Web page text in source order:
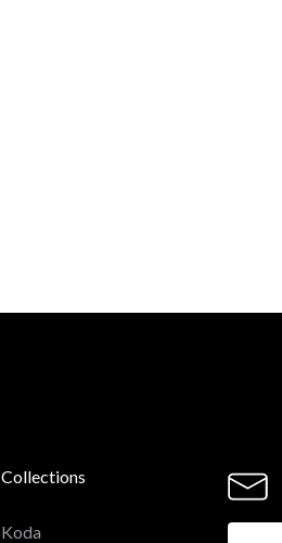
Collections
Koda